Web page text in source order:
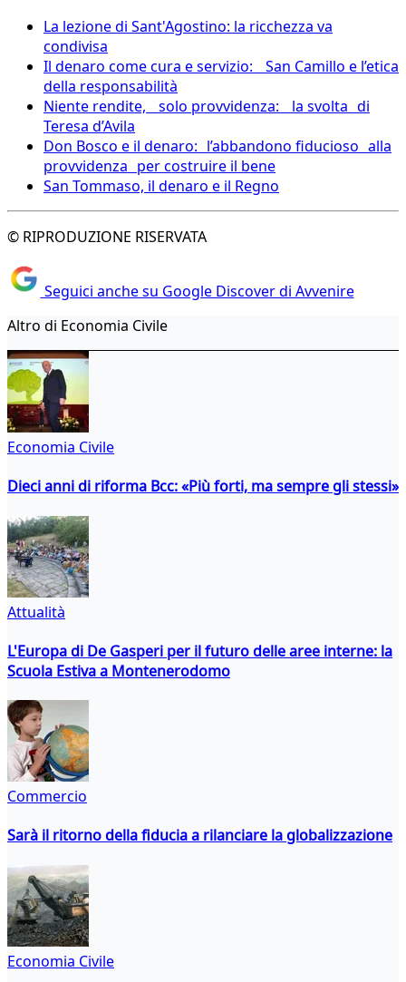
La lezione di Sant'Agostino: la ricchezza va
condivisa
Il denaro come cura e servizio: San Camillo e l’etica
della responsabilità
Niente rendite, solo provvidenza: la svolta di
Teresa d’Avila
Don Bosco e il denaro: l’abbandono fiducioso alla
provvidenza per costruire il bene
San Tommaso, il denaro e il Regno
© RIPRODUZIONE RISERVATA
Seguici anche su Google Discover di Avvenire
Altro di Economia Civile
Economia Civile
Dieci anni di riforma Bcc: «Più forti, ma sempre gli stessi»
Attualità
L'Europa di De Gasperi per il futuro delle aree interne: la
Scuola Estiva a Montenerodomo
Commercio
Sarà il ritorno della fiducia a rilanciare la globalizzazione
Economia Civile